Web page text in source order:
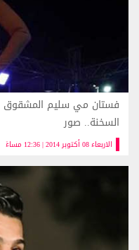
الاربعاء 08 أكتوبر 2014 | 12:36 مساءً
فستان مي سليم المشقوق
السخنة.. صور